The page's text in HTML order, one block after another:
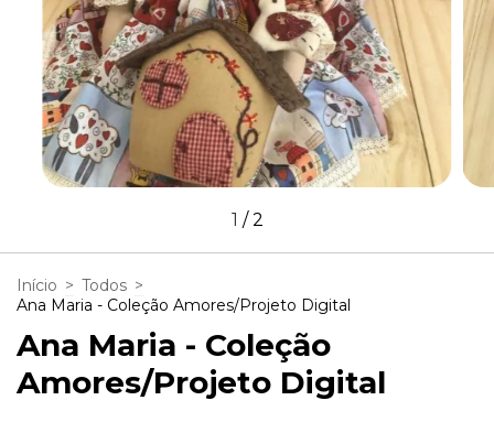
1 /2
Início > Todos >
Ana Maria - Coleção Amores/Projeto Digital
Ana Maria - Coleção
Amores/Projeto Digital